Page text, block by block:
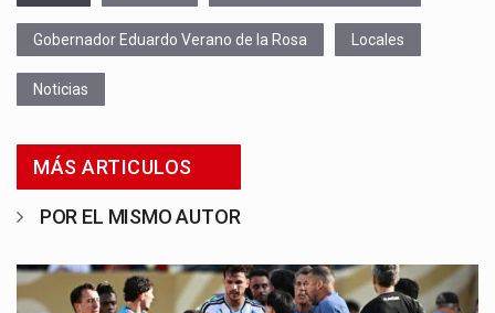
Gobernador Eduardo Verano de la Rosa Locales
Noticias
MÁS ARTICULOS
POR EL MISMO AUTOR